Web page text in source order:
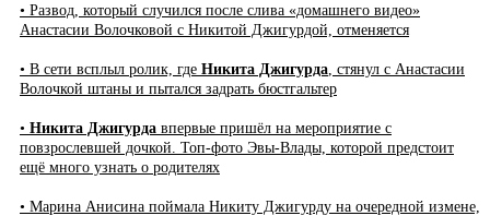
• Развод, который случился после слива «домашнего видео»
Анастасии Волочковой с Никитой Джигурдой, отменяется
• В сети всплыл ролик, где Никита Джигурда , стянул с Анастасии
Волочкой штаны и пытался задрать бюстгальтер
• Никита Джигурда впервые пришёл на мероприятие с
повзрослевшей дочкой. Топ-фото Эвы-Влады, которой предстоит
ещё много узнать о родителях
• Марина Анисина поймала Никиту Джигурду на очередной измене,